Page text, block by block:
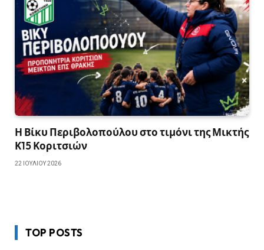
Η Βίκυ Περιβολοπούλου στο τιμόνι της Μικτής
Κ15 Κοριτσιών
22 ΙΟΥΛΊΟΥ 2026
TOP POSTS